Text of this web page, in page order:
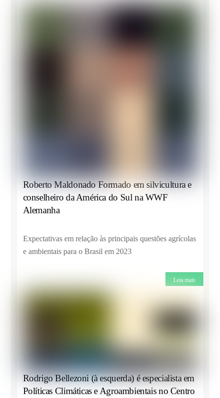
Roberto Maldonado Formado em silvicultura e
conselheiro da América do Sul na WWF
Alemanha
Expectativas em relação às principais questões agrícolas
e ambientais para o Brasil em 2023
Leia mais
Rodrigo Bellezoni (à esquerda) é especialista em
Políticas Climáticas e Agroambientais no Centro